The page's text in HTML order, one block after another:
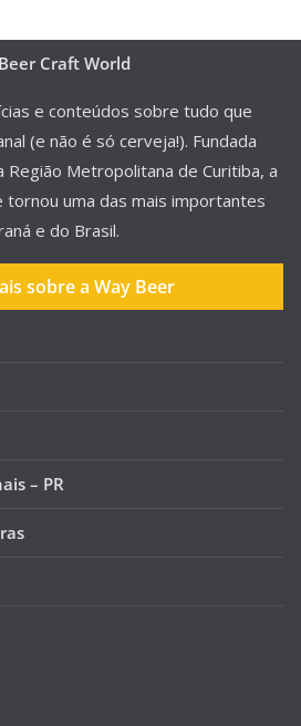
Craft World
e conteúdos sobre tudo que
(e não é só cerveja!). Fundada
Região Metropolitana de Curitiba, a
tornou uma das mais importantes
e do Brasil.
sobre a Way Beer
– PR